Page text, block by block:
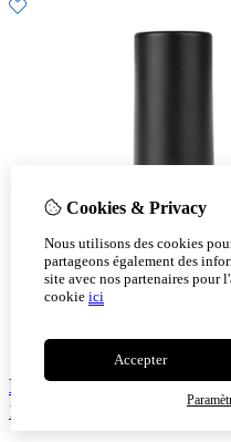
LCN Vernis I Love Mint
10-free respirant
Cookies & Privacy
Nous utilisons des cookies
partageons également des
site avec nos partenaires pour
cookie ici
Accepter